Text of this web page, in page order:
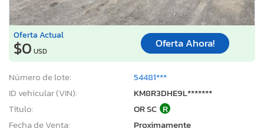
Oferta Actual
$0 USD
Oferta Ahora!
Número de lote:
54481***
ID vehicular (VIN):
KM8R3DHE9L*******
Título:
OR SC R
Fecha de Venta:
Proximamente